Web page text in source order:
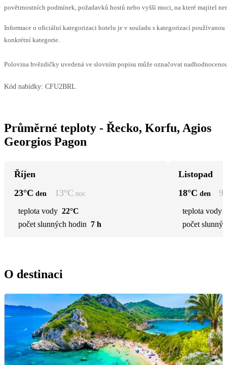
povětrnostních podmínek, požadavků hostů nebo vyšší moci, na které majitel
Informace o oficiální kategorizaci hotelu je v souladu s kategorizací
konkrétní kategorie.
Polovina hvězdičky uvedená ve slovním popisu může označovat
Kód nabídky: CFU2BRL
Průměrné teploty - Řecko, Korfu, Agios
Georgios Pagon
Říjen
23°C den 13°C noc
teplota vody 22°C
počet slunných hodin 7 h
Listopad
18°C den 9
teplota vody
počet
O destinaci